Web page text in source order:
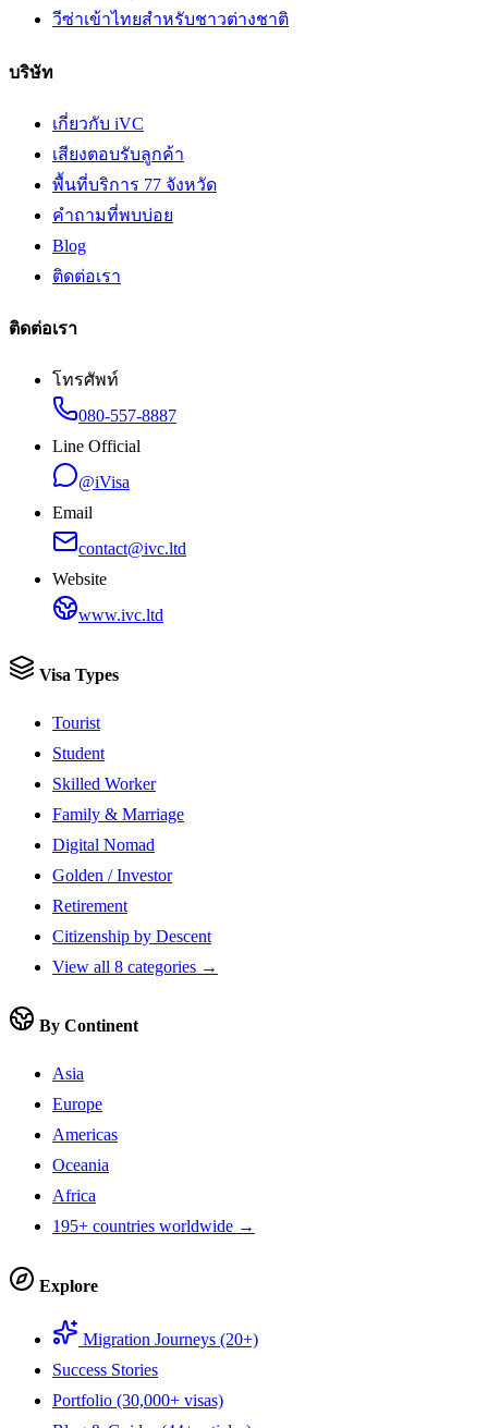
วีซ่าเข้าไทยสำหรับชาวต่างชาติ
บริษัท
เกี่ยวกับ iVC
เสียงตอบรับลูกค้า
พื้นที่บริการ 77 จังหวัด
คำถามที่พบบ่อย
Blog
ติดต่อเรา
ติดต่อเรา
โทรศัพท์
080-557-8887
Line Official
@iVisa
Email
contact@ivc.ltd
Website
www.ivc.ltd
Visa Types
Tourist
Student
Skilled Worker
Family & Marriage
Digital Nomad
Golden / Investor
Retirement
Citizenship by Descent
View all 8 categories →
By Continent
Asia
Europe
Americas
Oceania
Africa
195+ countries worldwide →
Explore
Migration Journeys (20+)
Success Stories
Portfolio (30,000+ visas)